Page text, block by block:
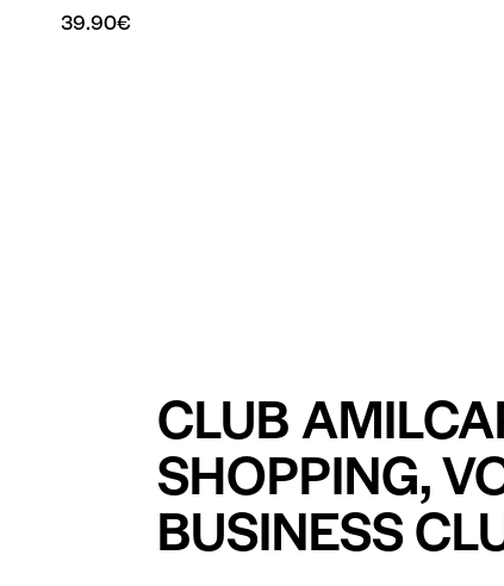
39.90€
CLUB
SHOPPING,
BUSINESS